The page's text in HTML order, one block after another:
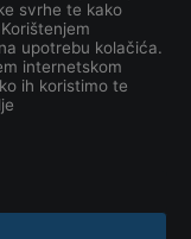
svrhe te kako
upotrebu kolačića.
internetskom
ih koristimo te